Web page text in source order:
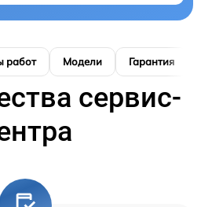
работ Модели Гарантия
сервис-